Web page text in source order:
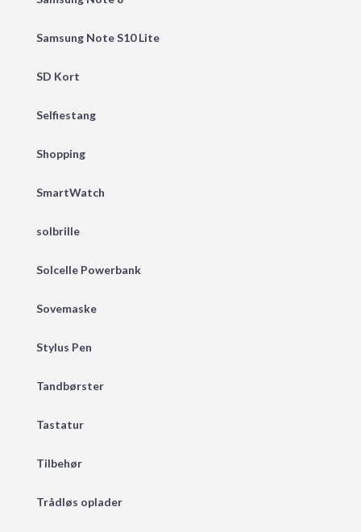
Samsung Note S10 Lite
SD Kort
Selfiestang
Shopping
SmartWatch
solbrille
Solcelle Powerbank
Sovemaske
Stylus Pen
Tandbørster
Tastatur
Tilbehør
Trådløs oplader